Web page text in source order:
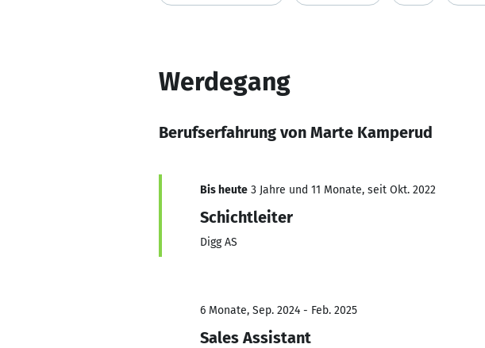
Werdegang
Berufserfahrung von Marte Kamperud
Bis heute 3 Jahre und 11 Monate, seit Okt. 2022
Schichtleiter
Digg AS
6 Monate, Sep. 2024 - Feb. 2025
Sales Assistant